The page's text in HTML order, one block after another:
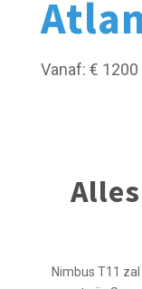
Vanaf: € 1200
Nimbus T11